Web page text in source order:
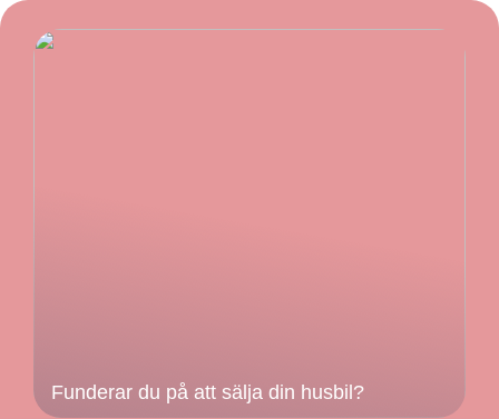
Funderar du på att sälja din husbil?